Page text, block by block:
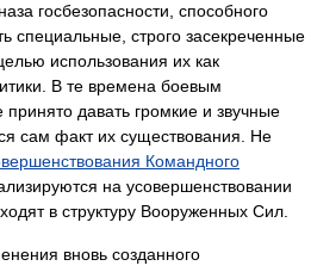
госбезопасности, способного
специальные, строго засекреченные
использования их как
В те времена боевым
давать громкие и звучные
сам факт их существования. Не
Командного
на усовершенствовании
в структуру Вооруженных Сил.
вновь созданного